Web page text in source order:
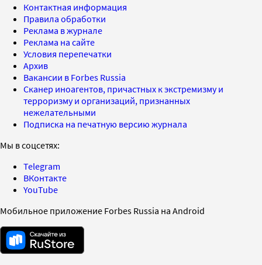
Контактная информация
Правила обработки
Реклама в журнале
Реклама на сайте
Условия перепечатки
Архив
Вакансии в Forbes Russia
Сканер иноагентов, причастных к экстремизму и
терроризму и организаций, признанных
нежелательными
Подписка на печатную версию журнала
Мы в соцсетях:
Telegram
ВКонтакте
YouTube
Мобильное приложение Forbes Russia на Android